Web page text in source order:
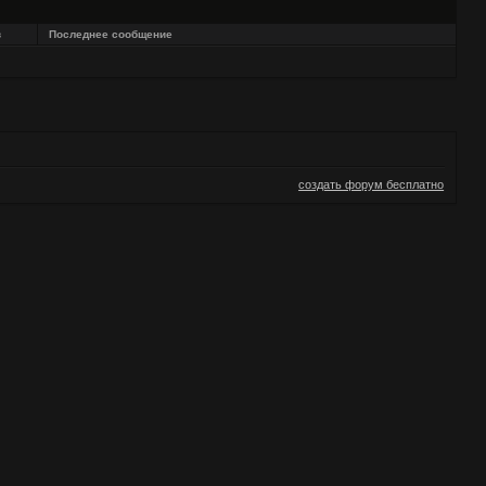
Последнее сообщение
создать форум бесплатно